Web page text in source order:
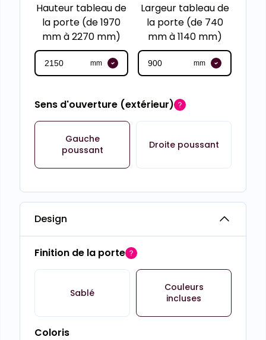
Hauteur tableau de
la porte (de 1970
mm à 2270 mm)
mm
Largeur tableau de
la porte (de 740
mm à 1140 mm)
mm
Sens d'ouverture (extérieur)
Gauche
poussant
Droite poussant
Design
Finition de la porte
Sablé
Couleurs
incluses
Coloris